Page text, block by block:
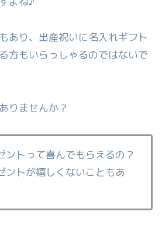
あり、出産祝いに名入れギフト
方もいらっしゃるのではないで
りませんか？
ントって喜んでもらえるの？
ントが嬉しくないこともあ